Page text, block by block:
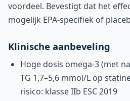
voordeel. Bevestigt dat het
mogelijk EPA-specifiek of
Klinische aanbeveling
Hoge dosis omega-3 (met
TG 1,7–5,6 mmol/L op
risico: klasse IIb ESC 2019